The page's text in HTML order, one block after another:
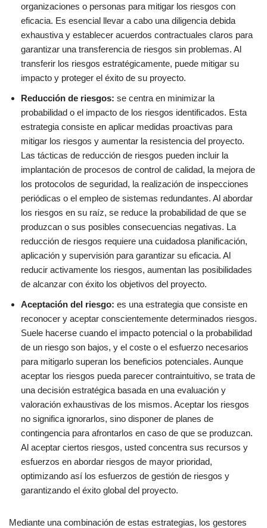
organizaciones o personas para mitigar los riesgos con
eficacia. Es esencial llevar a cabo una diligencia debida
exhaustiva y establecer acuerdos contractuales claros para
garantizar una transferencia de riesgos sin problemas. Al
transferir los riesgos estratégicamente, puede mitigar su
impacto y proteger el éxito de su proyecto.
Reducción de riesgos: se centra en minimizar la
probabilidad o el impacto de los riesgos identificados. Esta
estrategia consiste en aplicar medidas proactivas para
mitigar los riesgos y aumentar la resistencia del proyecto.
Las tácticas de reducción de riesgos pueden incluir la
implantación de procesos de control de calidad, la mejora de
los protocolos de seguridad, la realización de inspecciones
periódicas o el empleo de sistemas redundantes. Al abordar
los riesgos en su raíz, se reduce la probabilidad de que se
produzcan o sus posibles consecuencias negativas. La
reducción de riesgos requiere una cuidadosa planificación,
aplicación y supervisión para garantizar su eficacia. Al
reducir activamente los riesgos, aumentan las posibilidades
de alcanzar con éxito los objetivos del proyecto.
Aceptación del riesgo: es una estrategia que consiste en
reconocer y aceptar conscientemente determinados riesgos.
Suele hacerse cuando el impacto potencial o la probabilidad
de un riesgo son bajos, y el coste o el esfuerzo necesarios
para mitigarlo superan los beneficios potenciales. Aunque
aceptar los riesgos pueda parecer contraintuitivo, se trata de
una decisión estratégica basada en una evaluación y
valoración exhaustivas de los mismos. Aceptar los riesgos
no significa ignorarlos, sino disponer de planes de
contingencia para afrontarlos en caso de que se produzcan.
Al aceptar ciertos riesgos, usted concentra sus recursos y
esfuerzos en abordar riesgos de mayor prioridad,
optimizando así los esfuerzos de gestión de riesgos y
garantizando el éxito global del proyecto.
Mediante una combinación de estas estrategias, los gestores